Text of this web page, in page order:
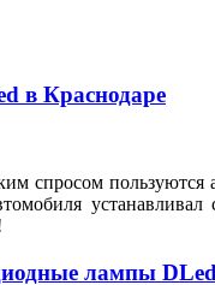
в Краснодаре
спросом
лампы